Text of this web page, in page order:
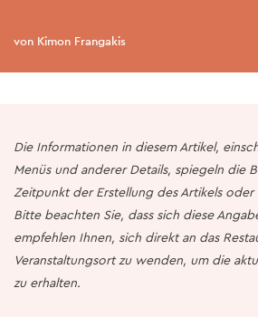
von Kimon Frangakis
Die Informationen in diesem Artikel,
Menüs und anderer Details, spiegeln die
Zeitpunkt der Erstellung des Artikels oder
Bitte beachten Sie, dass sich diese
empfehlen Ihnen, sich direkt an das
Veranstaltungsort zu wenden, um die
zu erhalten.